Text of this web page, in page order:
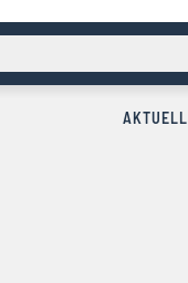
AKTUELL